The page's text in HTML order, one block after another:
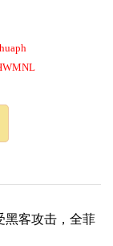
黑客攻击，全菲